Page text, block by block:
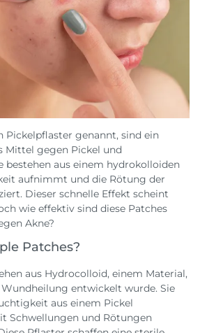
Pickelpflaster genannt, sind ein
Mittel gegen Pickel und
bestehen aus einem hydrokolloiden
aufnimmt und die Rötung der
Dieser schnelle Effekt scheint
wie effektiv sind diese Patches
Akne?
Patches?
aus Hydrocolloid, einem Material,
entwickelt wurde. Sie
aus einem Pickel
Schwellungen und Rötungen